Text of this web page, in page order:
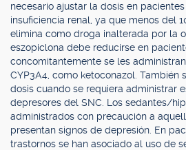
necesario ajustar la dosis en
insuficiencia renal, ya que menos del
elimina como droga inalterada por la
eszopiclona debe reducirse en
concomitantemente se les
CYP3A4, como ketoconazol. También
dosis cuando se requiera administrar
depresores del SNC. Los sedantes/
administrados con precaución a
presentan signos de depresión. En
trastornos se han asociado al uso de